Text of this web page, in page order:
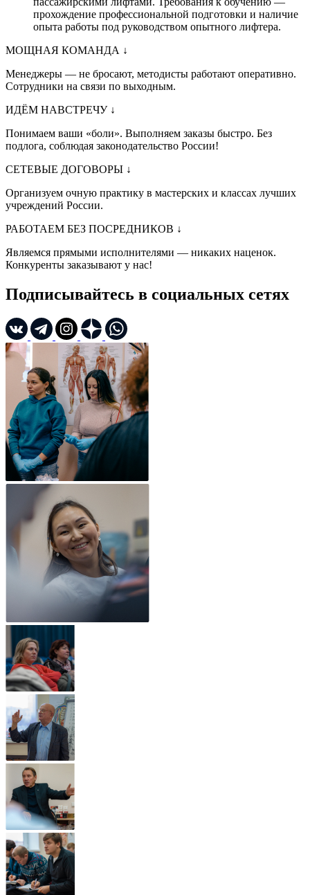
прохождение профессиональной подготовки и наличие
опыта работы под руководством опытного лифтера.
МОЩНАЯ КОМАНДА ↓
Менеджеры — не бросают, методисты работают оперативно.
Сотрудники на связи по выходным.
ИДЁМ НАВСТРЕЧУ ↓
Понимаем ваши «боли». Выполняем заказы быстро. Без
подлога, соблюдая законодательство России!
СЕТЕВЫЕ ДОГОВОРЫ ↓
Организуем очную практику в мастерских и классах лучших
учреждений России.
РАБОТАЕМ БЕЗ ПОСРЕДНИКОВ ↓
Являемся прямыми исполнителями — никаких наценок.
Конкуренты заказывают у нас!
Подписывайтесь в социальных сетях